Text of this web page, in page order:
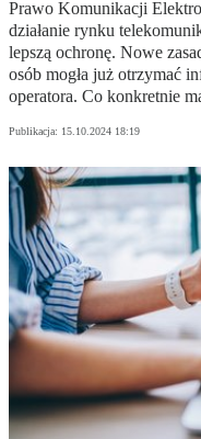
Prawo Komunikacji
działanie rynku
lepszą ochronę. Nowe
osób mogła już otrzymać
operatora. Co konkretnie
Publikacja: 15.10.2024 18:19